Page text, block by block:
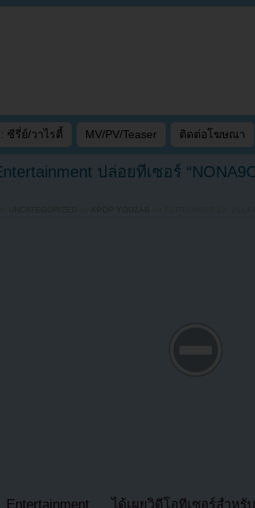
ซีรี่ย์/วาไรตี้ MV/PV/Teaser ติดต่อโฆษณา
ปล่อยทีเซอร์
UNCATEGORIZED KPOP YOUZAB
ได้เผยวิดีโอทีเซอร์สำหรับ